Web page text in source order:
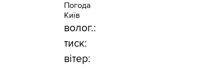
Погода
Київ
волог.:
тиск:
вітер: